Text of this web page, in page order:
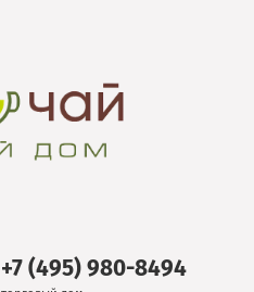
+7 (495) 980-8494